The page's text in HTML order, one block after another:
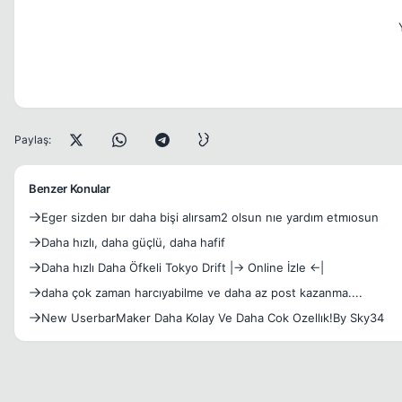
Paylaş:
Benzer Konular
Eger sizden bır daha bişi alırsam2 olsun nıe yardım etmıosun
Daha hızlı, daha güçlü, daha hafif
Daha hızlı Daha Öfkeli Tokyo Drift |-> Online İzle <-|
daha çok zaman harcıyabilme ve daha az post kazanma....
New UserbarMaker Daha Kolay Ve Daha Cok Ozellık!By Sky34